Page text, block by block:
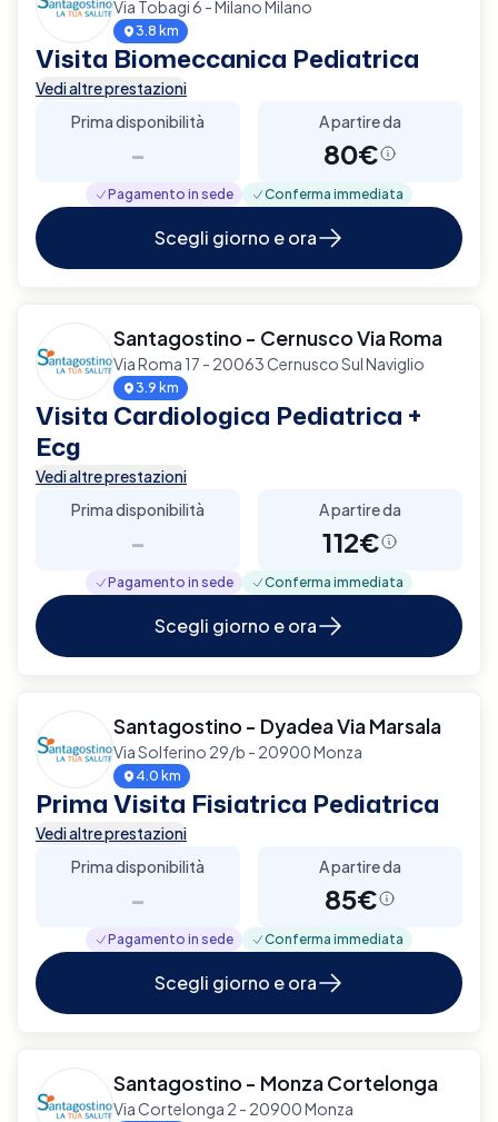
Via Tobagi 6 - Milano Milano
3.8 km
Visita Biomeccanica Pediatrica
Vedi altre prestazioni
Prima disponibilità
-
A partire da
80€
Pagamento in sede Conferma immediata
Scegli giorno e ora
Santagostino - Cernusco Via Roma
Via Roma 17 - 20063 Cernusco Sul Naviglio
3.9 km
Visita Cardiologica Pediatrica +
Ecg
Vedi altre prestazioni
Prima disponibilità
-
A partire da
112€
Pagamento in sede Conferma immediata
Scegli giorno e ora
Santagostino - Dyadea Via Marsala
Via Solferino 29/b - 20900 Monza
4.0 km
Prima Visita Fisiatrica Pediatrica
Vedi altre prestazioni
Prima disponibilità
-
A partire da
85€
Pagamento in sede Conferma immediata
Scegli giorno e ora
Santagostino - Monza Cortelonga
Via Cortelonga 2 - 20900 Monza